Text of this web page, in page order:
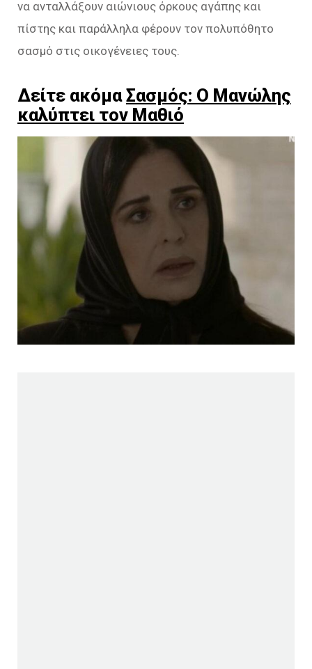
να ανταλλάξουν αιώνιους όρκους αγάπης και
πίστης και παράλληλα φέρουν τον πολυπόθητο
σασμό στις οικογένειες τους.
Δείτε ακόμαΣασμός: Ο Μανώλης
καλύπτει τον Μαθιό